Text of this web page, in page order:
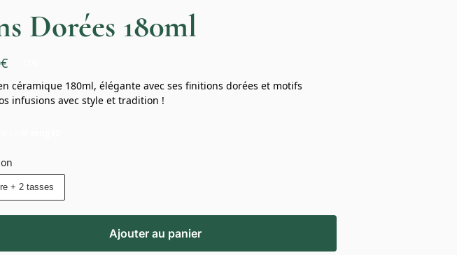
Dorées 180ml
€
céramique 180ml, élégante avec ses finitions dorées et motifs
infusions avec style et tradition !
+ 2 tasses
Ajouter au panier